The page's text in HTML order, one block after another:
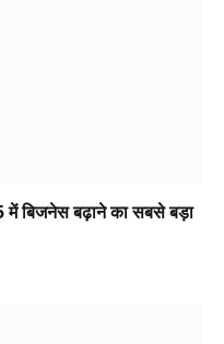
में बिजनेस बढ़ाने का सबसे बड़ा